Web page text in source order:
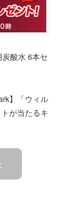
酸水 6本セ
】「ウィル
が当たるキ